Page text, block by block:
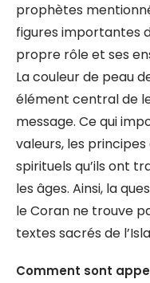
prophètes
figures importantes
propre rôle et ses
La couleur de peau
élément central de
message. Ce qui
valeurs, les
spirituels qu’ils ont
les âges. Ainsi, la
le Coran ne trouve
textes sacrés de
Comment sont